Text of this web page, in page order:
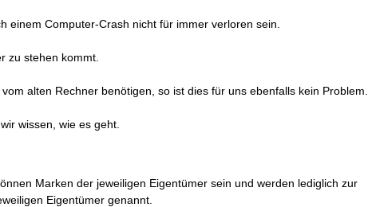
einem Computer-Crash nicht für immer verloren sein.
zu stehen kommt.
alten Rechner benötigen, so ist dies für uns ebenfalls kein Problem.
wissen, wie es geht.
Marken der jeweiligen Eigentümer sein und werden lediglich zur
Eigentümer genannt.